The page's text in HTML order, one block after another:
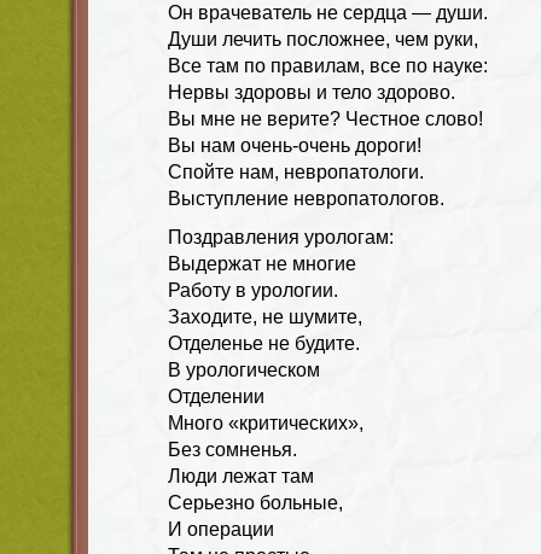
Он врачеватель не сердца — души.
Души лечить посложнее, чем руки,
Все там по правилам, все по науке:
Нервы здоровы и тело здорово.
Вы мне не верите? Честное слово!
Вы нам очень-очень дороги!
Спойте нам, невропатологи.
Выступление невропатологов.
Поздравления урологам:
Выдержат не многие
Работу в урологии.
Заходите, не шумите,
Отделенье не будите.
В урологическом
Отделении
Много «критических»,
Без сомненья.
Люди лежат там
Серьезно больные,
И операции